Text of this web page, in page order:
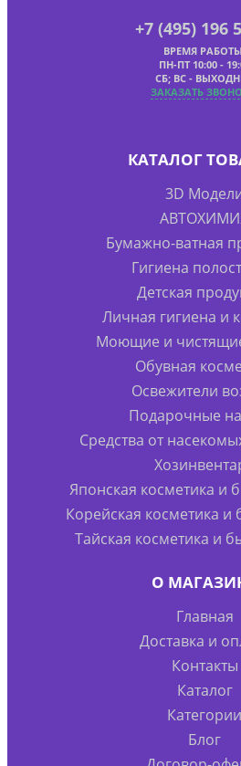
+7 (495) 196
ВРЕМЯ
ПН-ПТ 10:00 -
СБ; ВС -
ЗАКАЗАТЬ
КАТАЛОГ
3D
Бумажно-ватная
Гигиена
Детская
Личная гигиена и
Моющие и
Обувная
Освежители
Подарочные
Средства от
Японская косметика и
Корейская косметика и
Тайская косметика и
О
Главная
Доставка и
Контакты
Каталог
Категории
Блог